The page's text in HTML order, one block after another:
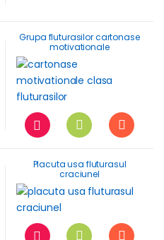
Grupa fluturasilor cartonase
motivationale
Placuta usa fluturasul
craciunel